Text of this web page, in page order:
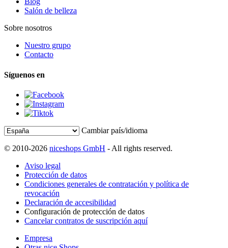
Salón de belleza
Sobre nosotros
Nuestro grupo
Contacto
Síguenos en
Cambiar país/idioma
© 2010-2026 niceshops GmbH - All rights reserved.
Aviso legal
Protección de datos
Condiciones generales de contratación y política de
revocación
Declaración de accesibilidad
Configuración de protección de datos
Cancelar contratos de suscripción aquí
Empresa